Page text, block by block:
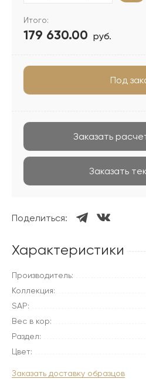
Итого:
179 630.00 руб.
Под
Заказать
Заказать
Поделиться:
Характеристики
Производитель:
Коллекция:
SAP:
Вес в кор:
Раздел:
Цвет:
Заказать доставку образцов